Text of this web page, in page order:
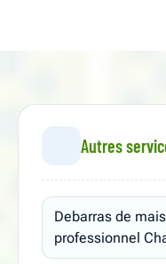
Autres
Debarras de
professionnel